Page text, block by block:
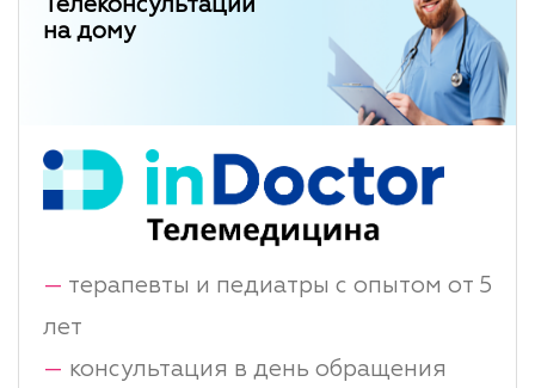
Телеконсультации
на дому
— терапевты и педиатры с опытом от 5
лет
— консультация в день обращения